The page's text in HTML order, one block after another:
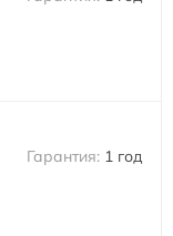
1 год